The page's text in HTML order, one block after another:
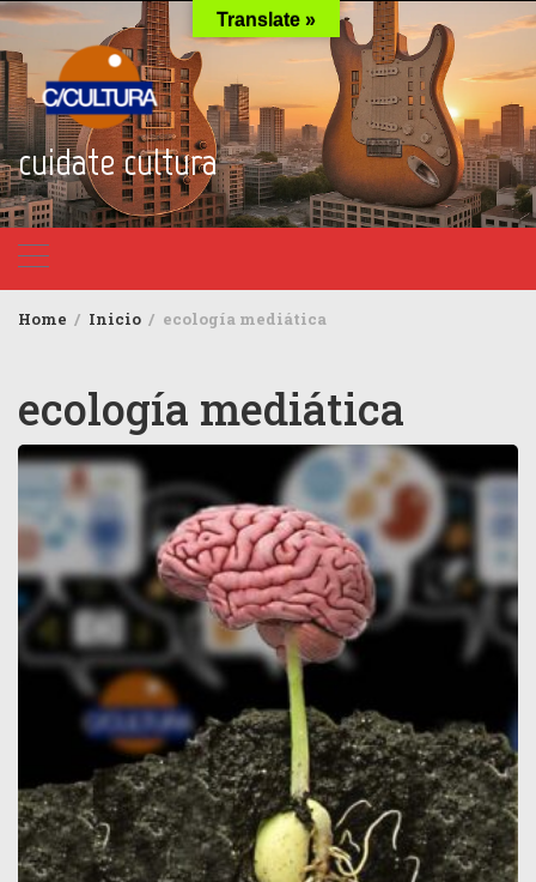
Skip
to
content
cuidate cultura
Home Inicio ecología mediática
ecología mediática
Translate »